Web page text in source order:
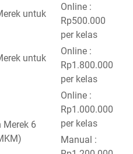
untuk
Online :
Rp500.000
per kelas
untuk
Online :
Rp1.800.000
per kelas
Merek 6
Online :
Rp1.000.000
per kelas
Manual :